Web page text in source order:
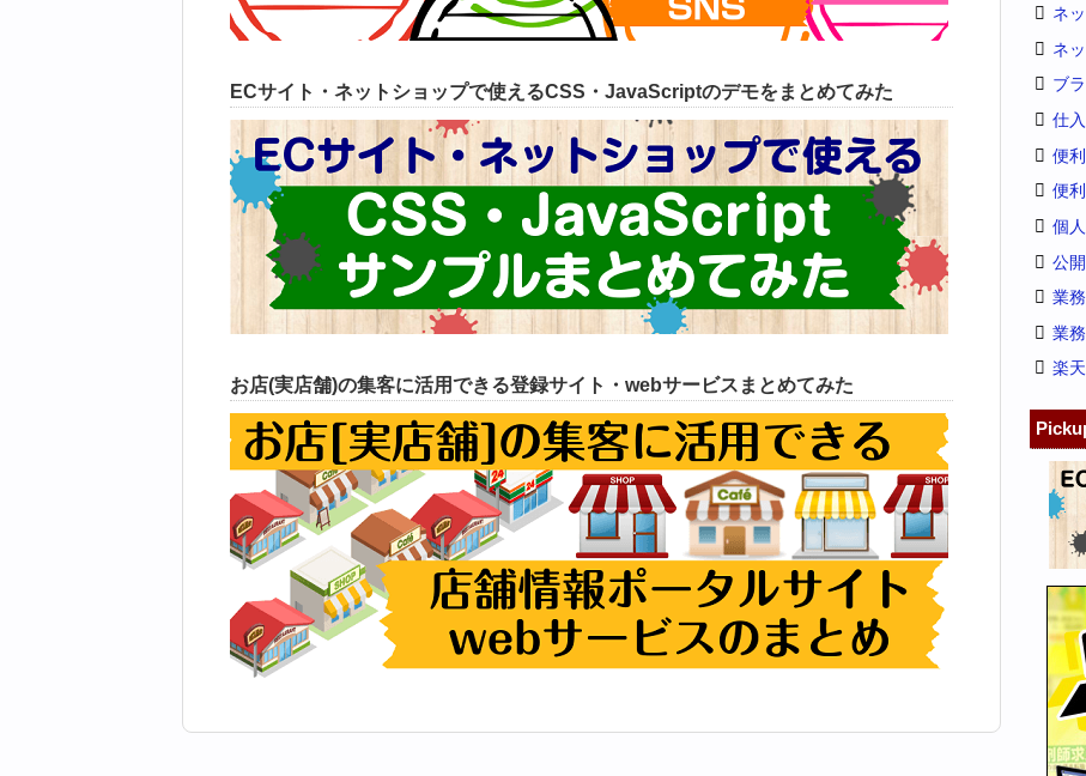
ECサイト・ネットショップで使えるCSS・JavaScriptのデモをまとめてみた
お店(実店舗)の集客に活用できる登録サイト・webサービスまとめてみた
ネ
ネ
ブ
仕
便
便
個
公
業
業
楽天